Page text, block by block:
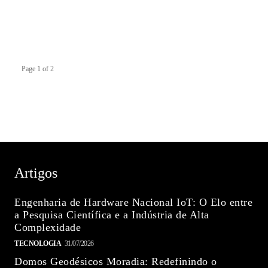
Page 1 of 2
Artigos
Engenharia de Hardware Nacional IoT: O Elo entre
a Pesquisa Científica e a Indústria de Alta
Complexidade
TECNOLOGIA 31/07/2026
Domos Geodésicos Moradia: Redefinindo o